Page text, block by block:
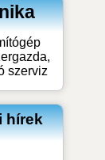
szerviz
hírek